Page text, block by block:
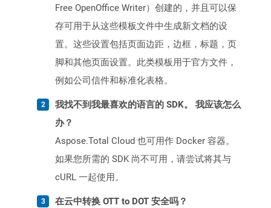
Free OpenOffice Writer）创建的，并且可以保
存可用于从这些模板文件中生成新文档的设
置。这些设置包括页面边距，边框，标题，页
脚和其他页面设置。此类模板用于官方文件，
例如公司信件和标准化表格。
我找不到我最喜欢的语言的 SDK。 我应该怎么
办？
Aspose.Total Cloud 也可用作 Docker 容器。
如果您所需的 SDK 尚不可用，请尝试将其与
cURL 一起使用。
在云中转换 OTT to DOT 安全吗？